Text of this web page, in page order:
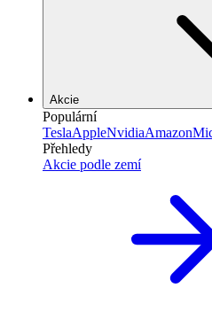
Akcie
Populární
TeslaAppleNvidiaAmazon
Přehledy
Akcie podle zemí